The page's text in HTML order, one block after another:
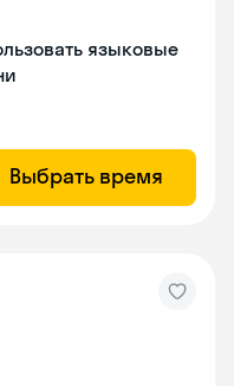
языковые
Выбрать время